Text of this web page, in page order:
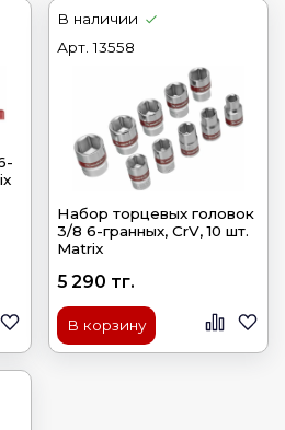
В наличии
Арт.13558
Набор торцевых головок
3/8 6-гранных, CrV, 10 шт.
Matrix
5 290 тг.
В корзину